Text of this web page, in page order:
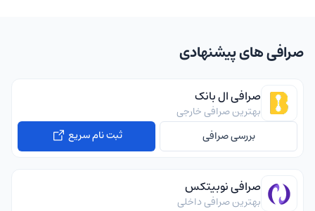
صرافی های پیشنهادی
صرافی ال بانک
بهترین صرافی خارجی
بررسی صرافی
ثبت نام سریع
صرافی نوبیتکس
بهترین صرافی داخلی